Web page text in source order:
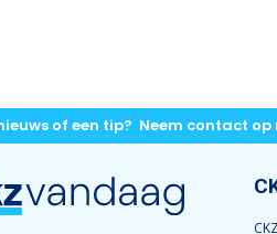
of een tip? Neem contact